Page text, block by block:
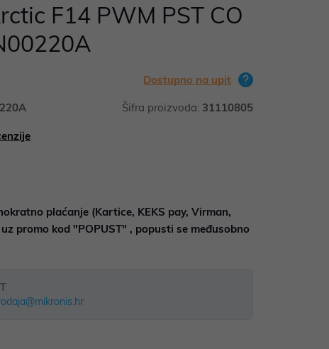
F14 PWM PST CO
Dostupno na upit
Šifra proizvoda: 31110805
plaćanje (Kartice, KEKS pay, Virman,
promo kod "POPUST" , popusti se međusobno